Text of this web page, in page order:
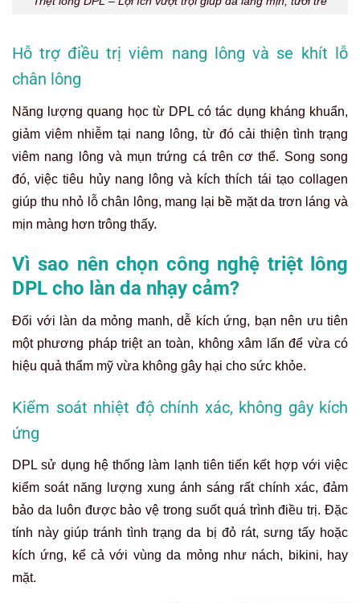
Hỗ trợ điều trị viêm nang lông và se khít lỗ
chân lông
Năng lượng quang học từ DPL có tác dụng kháng khuẩn,
giảm viêm nhiễm tại nang lông, từ đó cải thiện tình trạng
viêm nang lông và mụn trứng cá trên cơ thể. Song song
đó, việc tiêu hủy nang lông và kích thích tái tạo collagen
giúp thu nhỏ lỗ chân lông, mang lại bề mặt da trơn láng và
mịn màng hơn trông thấy.
Vì sao nên chọn công nghệ triệt lông
DPL cho làn da nhạy cảm?
Đối với làn da mỏng manh, dễ kích ứng, bạn nên ưu tiên
một phương pháp triệt an toàn, không xâm lấn để vừa có
hiệu quả thẩm mỹ vừa không gây hại cho sức khỏe.
Kiểm soát nhiệt độ chính xác, không gây kích
ứng
DPL sử dụng hệ thống làm lạnh tiên tiến kết hợp với việc
kiểm soát năng lượng xung ánh sáng rất chính xác, đảm
bảo da luôn được bảo vệ trong suốt quá trình điều trị. Đặc
tính này giúp tránh tình trạng da bị đỏ rát, sưng tấy hoặc
kích ứng, kể cả với vùng da mỏng như nách, bikini, hay
mặt.